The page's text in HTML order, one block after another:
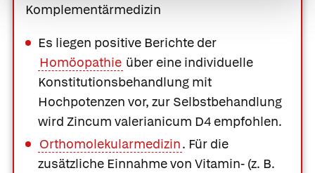
Komplementärmedizin
Es liegen positive Berichte der
Homöopathie über eine individuelle
Konstitutionsbehandlung mit
Hochpotenzen vor, zur Selbstbehandlung
wird Zincum valerianicum D4 empfohlen.
Orthomolekularmedizin. Für die
zusätzliche Einnahme von Vitamin- (z. B.